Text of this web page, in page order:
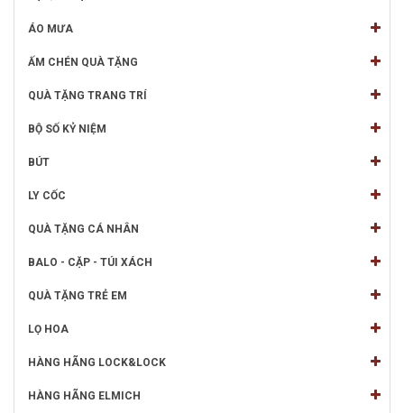
ÁO MƯA
ẤM CHÉN QUÀ TẶNG
QUÀ TẶNG TRANG TRÍ
BỘ SỐ KỶ NIỆM
BÚT
LY CỐC
QUÀ TẶNG CÁ NHÂN
BALO - CẶP - TÚI XÁCH
QUÀ TẶNG TRẺ EM
LỌ HOA
HÀNG HÃNG LOCK&LOCK
HÀNG HÃNG ELMICH